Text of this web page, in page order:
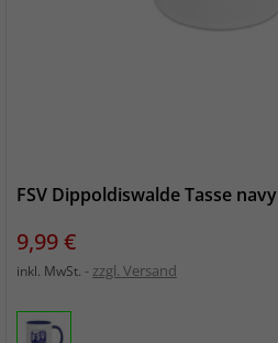
FSV Dippoldiswalde Tasse navy
Preis
9,99 €
inkl. MwSt. zzgl. Versand